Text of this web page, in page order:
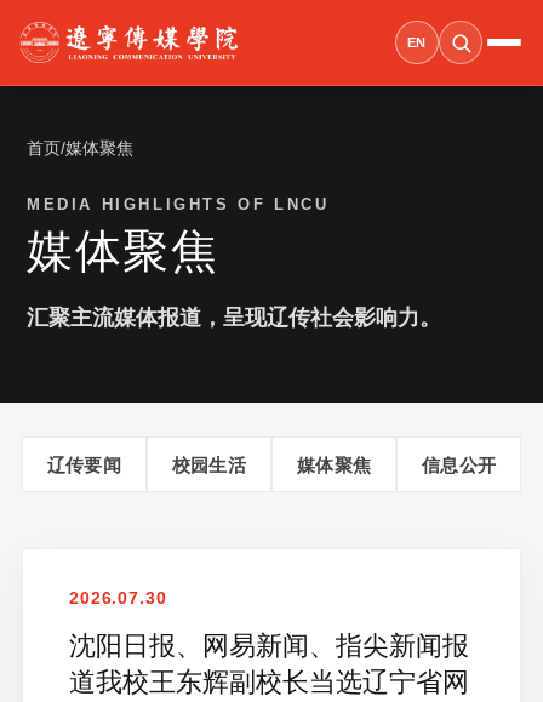
EN
首页/媒体聚焦
MEDIA HIGHLIGHTS OF LNCU
媒体聚焦
汇聚主流媒体报道，呈现辽传社会影响力。
辽传要闻 校园生活 媒体聚焦 信息公开
2026.07.30
沈阳日报、网易新闻、指尖新闻报
道我校王东辉副校长当选辽宁省网